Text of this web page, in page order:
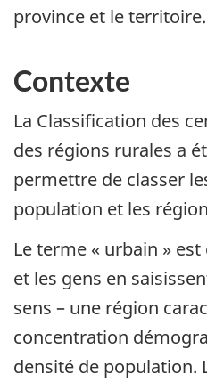
province et le territoire.
Contexte
La Classification des
des régions rurales a
permettre de classer
population et les
Le terme « urbain »
et les gens en
sens – une région
concentration
densité de population.